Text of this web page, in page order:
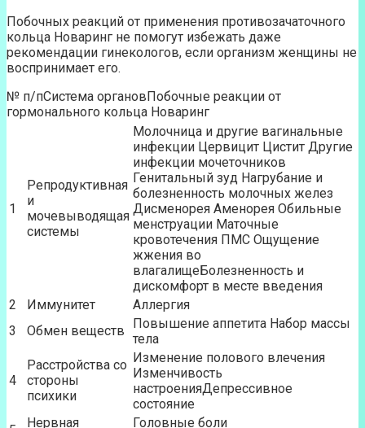
Побочных реакций от применения противозачаточного
кольца Новаринг не помогут избежать даже
рекомендации гинекологов, если организм женщины не
воспринимает его.
№ п/пСистема органовПобочные реакции от
гормонального кольца Новаринг
1
Репродуктивная
и
мочевыводящая
системы
Молочница и другие вагинальные
инфекции Цервицит Цистит Другие
инфекции мочеточников
Генитальный зуд Нагрубание и
болезненность молочных желез
Дисменорея Аменорея Обильные
менструации Маточные
кровотечения ПМС Ощущение
жжения во
влагалищеБолезненность и
дискомфорт в месте введения
2
Иммунитет
Аллергия
3
Обмен веществ
Повышение аппетита Набор массы
тела
4
Расстройства со
стороны
психики
Изменение полового влечения
Изменчивость
настроенияДепрессивное
состояние
Нервная
Головные боли